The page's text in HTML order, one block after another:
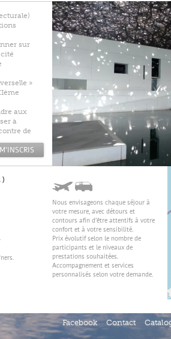
sur
»
aux
à
de
)
Nous envisageons chaque séjour à
votre mesure, avec détours et
contours afin d’être attentifs à votre
confort et à votre sensibilité.
Prix évolutif selon le nombre de
participants et le niveaux de
prestations souhaitées.
Accompagnement et services
personnalisés selon votre demande.
Facebook Contact